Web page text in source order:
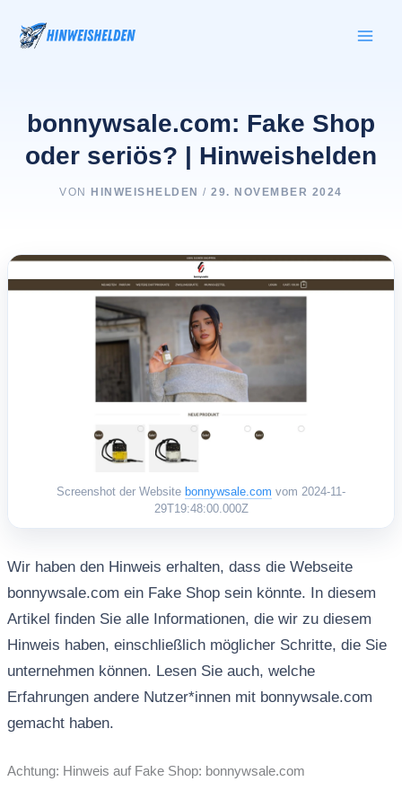
Inhalt
springen
bonnywsale.com: Fake Shop
oder seriös? | Hinweishelden
VON HINWEISHELDEN/29. NOVEMBER 2024
Screenshot der Website bonnywsale.com vom 2024-11-
29T19:48:00.000Z
Wir haben den Hinweis erhalten, dass die Webseite
bonnywsale.com ein Fake Shop sein könnte. In diesem
Artikel finden Sie alle Informationen, die wir zu diesem
Hinweis haben, einschließlich möglicher Schritte, die Sie
unternehmen können. Lesen Sie auch, welche
Erfahrungen andere Nutzer*innen mit bonnywsale.com
gemacht haben.
Achtung: Hinweis auf Fake Shop: bonnywsale.com